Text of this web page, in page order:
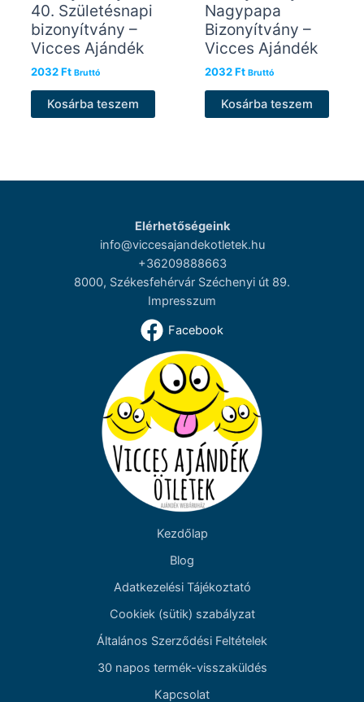
40. Születésnapi
bizonyítvány –
Vicces Ajándék
2032Ft Bruttó
Kosárba teszem
Nagypapa
Bizonyítvány –
Vicces Ajándék
2032Ft Bruttó
Kosárba teszem
Elérhetőségeink
info@viccesajandekotletek.hu
+36209888663
8000, Székesfehérvár Széchenyi út 89.
Impresszum
Facebook
Kezdőlap
Blog
Adatkezelési Tájékoztató
Cookiek (sütik) szabályzat
Általános Szerződési Feltételek
30 napos termék-visszaküldés
Kapcsolat